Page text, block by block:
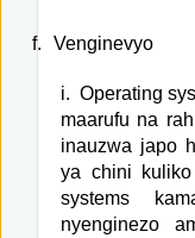
f. Venginevyo
i. Operating
maarufu na
inauzwa japo
ya chini
systems
nyenginezo